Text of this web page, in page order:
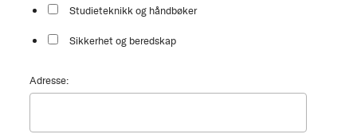
Studieteknikk og håndbøker
Sikkerhet og beredskap
Adresse: